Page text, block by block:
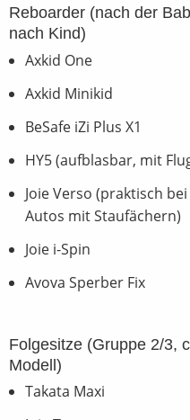
Ein Hochstuhl, der
zum
Reboarder (nach der
nach Kind)
Axkid One
Axkid Minikid
BeSafe iZi Plus X1
HY5 (aufblasbar, mit
Joie Verso (praktisch
Autos mit Staufächern)
Joie i-Spin
Avova Sperber Fix
Folgesitze (Gruppe 2/3,
Modell)
Takata Maxi